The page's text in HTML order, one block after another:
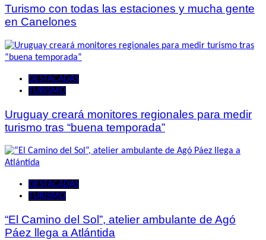
Turismo con todas las estaciones y mucha gente
en Canelones
DESTACADAS
TURISMO
Uruguay creará monitores regionales para medir
turismo tras “buena temporada”
DESTACADAS
TURISMO
“El Camino del Sol”, atelier ambulante de Agó
Páez llega a Atlántida